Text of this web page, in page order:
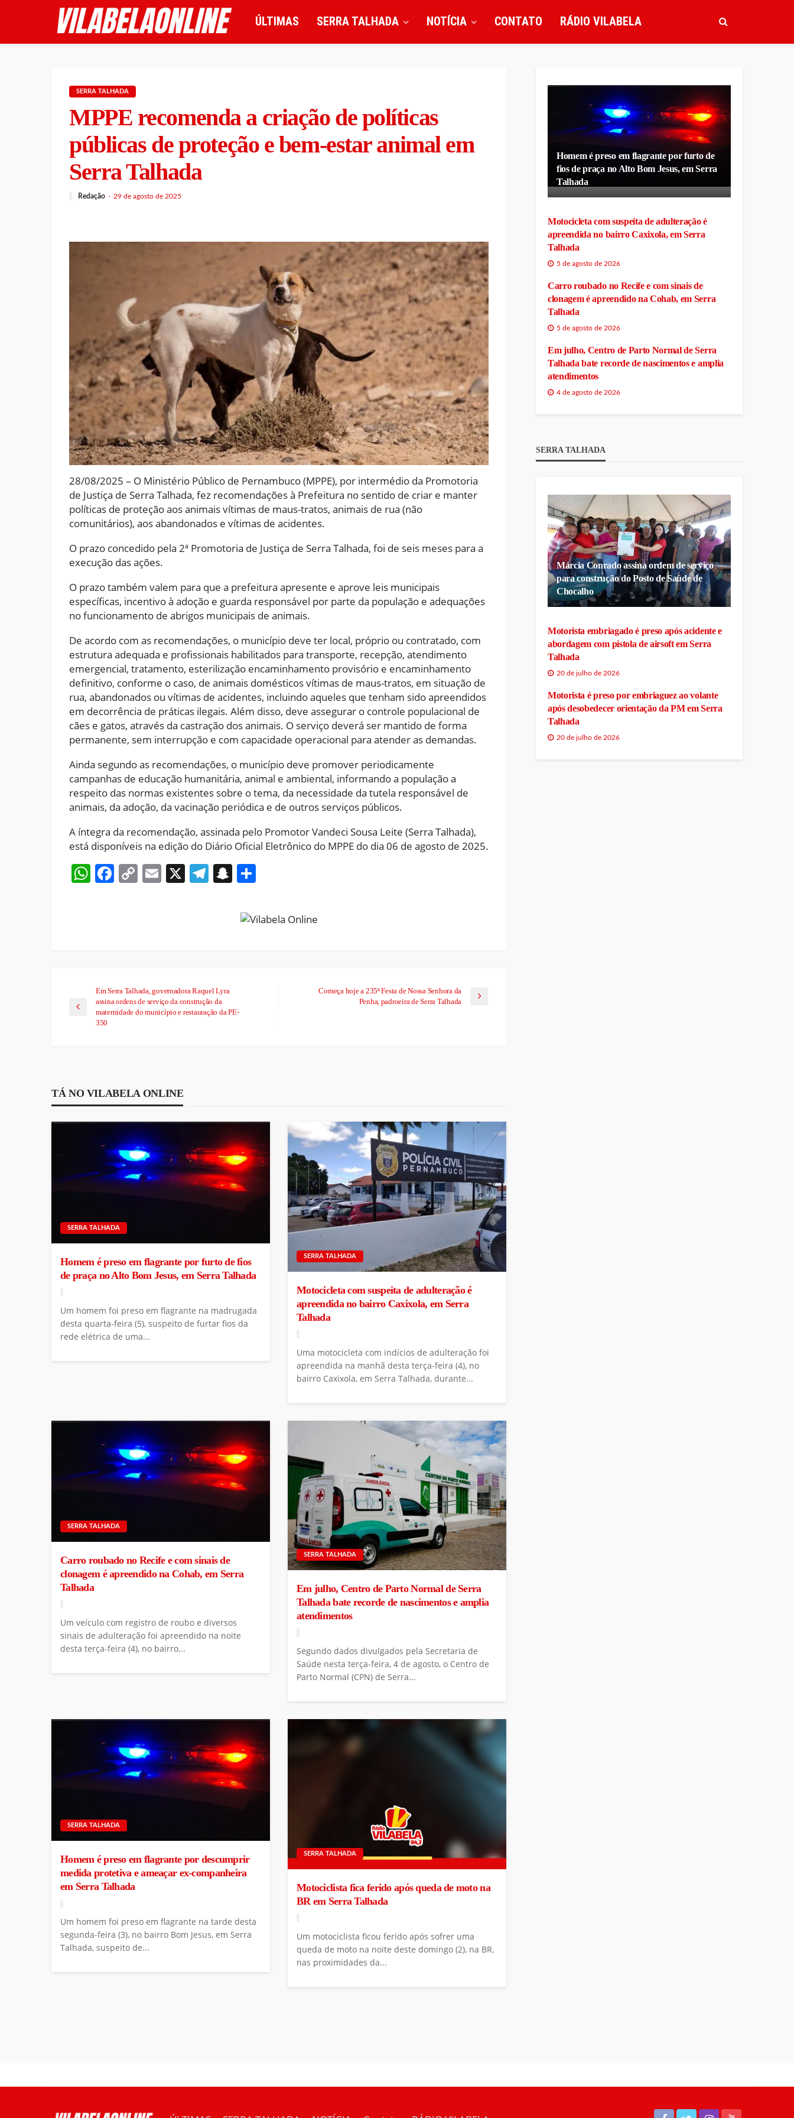
ÚLTIMAS SERRA TALHADA NOTÍCIA CONTATO RÁDIO VILABELA
SERRA TALHADA
MPPE recomenda a criação de políticas
públicas de proteção e bem-estar animal em
Serra Talhada
Redação 29 de agosto de 2025
28/08/2025 – O Ministério Público de Pernambuco (MPPE), por intermédio da Promotoria
de Justiça de Serra Talhada, fez recomendações à Prefeitura no sentido de criar e manter
políticas de proteção aos animais vítimas de maus-tratos, animais de rua (não
comunitários), aos abandonados e vítimas de acidentes.
O prazo concedido pela 2ª Promotoria de Justiça de Serra Talhada, foi de seis meses para a
execução das ações.
O prazo também valem para que a prefeitura apresente e aprove leis municipais
específicas, incentivo à adoção e guarda responsável por parte da população e adequações
no funcionamento de abrigos municipais de animais.
De acordo com as recomendações, o município deve ter local, próprio ou contratado, com
estrutura adequada e profissionais habilitados para transporte, recepção, atendimento
emergencial, tratamento, esterilização encaminhamento provisório e encaminhamento
definitivo, conforme o caso, de animais domésticos vítimas de maus-tratos, em situação de
rua, abandonados ou vítimas de acidentes, incluindo aqueles que tenham sido apreendidos
em decorrência de práticas ilegais. Além disso, deve assegurar o controle populacional de
cães e gatos, através da castração dos animais. O serviço deverá ser mantido de forma
permanente, sem interrupção e com capacidade operacional para atender as demandas.
Ainda segundo as recomendações, o município deve promover periodicamente
campanhas de educação humanitária, animal e ambiental, informando a população a
respeito das normas existentes sobre o tema, da necessidade da tutela responsável de
animais, da adoção, da vacinação periódica e de outros serviços públicos.
A íntegra da recomendação, assinada pelo Promotor Vandeci Sousa Leite (Serra Talhada),
está disponíveis na edição do Diário Oficial Eletrônico do MPPE do dia 06 de agosto de 2025.
WhatsApp
Facebook
CopyEmail
X Telegram
Snapchat
Em Serra Talhada, governadora Raquel Lyra
assina ordens de serviço da construção da
maternidade do município e restauração da PE-
350
Começa hoje a 235ª Festa de Nossa Senhora da
Penha, padroeira de Serra Talhada
TÁ NO VILABELA ONLINE
SERRA TALHADA
Homem é preso em flagrante por furto de fios
de praça no Alto Bom Jesus, em Serra Talhada
Um homem foi preso em flagrante na madrugada
desta quarta-feira (5), suspeito de furtar fios da
rede elétrica de uma...
SERRA TALHADA
Motocicleta com suspeita de adulteração é
apreendida no bairro Caxixola, em Serra
Talhada
Uma motocicleta com indícios de adulteração foi
apreendida na manhã desta terça-feira (4), no
bairro Caxixola, em Serra Talhada, durante...
SERRA TALHADA
Carro roubado no Recife e com sinais de
clonagem é apreendido na Cohab, em Serra
Talhada
Um veículo com registro de roubo e diversos
sinais de adulteração foi apreendido na noite
desta terça-feira (4), no bairro...
SERRA TALHADA
Em julho, Centro de Parto Normal de Serra
Talhada bate recorde de nascimentos e amplia
atendimentos
Segundo dados divulgados pela Secretaria de
Saúde nesta terça-feira, 4 de agosto, o Centro de
Parto Normal (CPN) de Serra...
SERRA TALHADA
Homem é preso em flagrante por descumprir
medida protetiva e ameaçar ex-companheira
em Serra Talhada
Um homem foi preso em flagrante na tarde desta
segunda-feira (3), no bairro Bom Jesus, em Serra
Talhada, suspeito de...
SERRA TALHADA
Motociclista fica ferido após queda de moto na
BR em Serra Talhada
Um motociclista ficou ferido após sofrer uma
queda de moto na noite deste domingo (2), na BR,
nas proximidades da...
Homem é preso em flagrante por furto de
fios de praça no Alto Bom Jesus, em Serra
Talhada
Motocicleta com suspeita de adulteração é
apreendida no bairro Caxixola, em Serra
Talhada
5 de agosto de 2026
Carro roubado no Recife e com sinais de
clonagem é apreendido na Cohab, em Serra
Talhada
5 de agosto de 2026
Em julho, Centro de Parto Normal de Serra
Talhada bate recorde de nascimentos e amplia
atendimentos
4 de agosto de 2026
SERRA TALHADA
Márcia Conrado assina ordem de serviço
para construção do Posto de Saúde de
Chocalho
Motorista embriagado é preso após acidente e
abordagem com pistola de airsoft em Serra
Talhada
20 de julho de 2026
Motorista é preso por embriaguez ao volante
após desobedecer orientação da PM em Serra
Talhada
20 de julho de 2026